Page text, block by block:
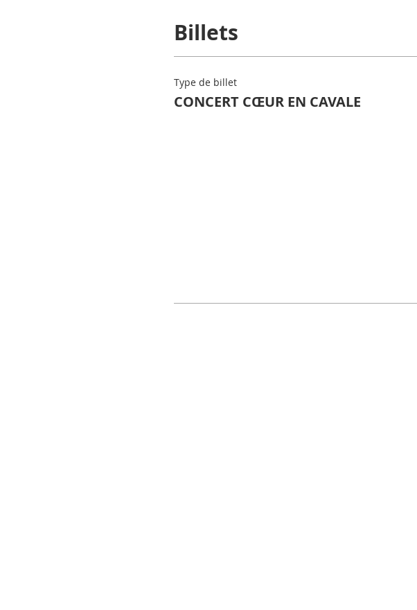
Billets
Type de billet
CONCERT CŒUR EN CAVALE